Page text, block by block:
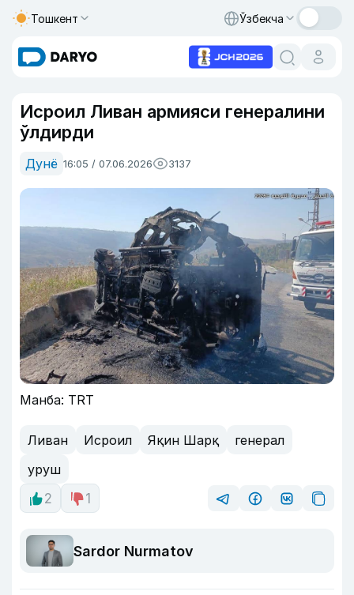
Тошкент Ўзбекча
Исроил Ливан армияси генералини
ўлдирди
Дунё 16:05 / 07.06.2026 3137
Манба: TRT
Ливан Исроил Яқин Шарқ
генерал
уруш
2
1
Sardor Nurmatov